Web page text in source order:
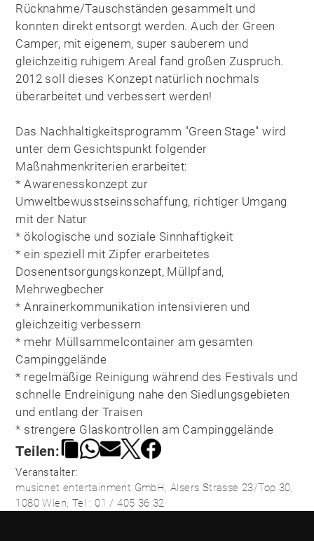
Rücknahme/Tauschständen gesammelt und
konnten direkt entsorgt werden. Auch der Green
Camper, mit eigenem, super sauberem und
gleichzeitig ruhigem Areal fand großen Zuspruch.
2012 soll dieses Konzept natürlich nochmals
überarbeitet und verbessert werden!
Das Nachhaltigkeitsprogramm "Green Stage" wird
unter dem Gesichtspunkt folgender
Maßnahmenkriterien erarbeitet:
* Awarenesskonzept zur
Umweltbewusstseinsschaffung, richtiger Umgang
mit der Natur
* ökologische und soziale Sinnhaftigkeit
* ein speziell mit Zipfer erarbeitetes
Dosenentsorgungskonzept, Müllpfand,
Mehrwegbecher
* Anrainerkommunikation intensivieren und
gleichzeitig verbessern
* mehr Müllsammelcontainer am gesamten
Campinggelände
* regelmäßige Reinigung während des Festivals und
schnelle Endreinigung nahe den Siedlungsgebieten
und entlang der Traisen
* strengere Glaskontrollen am Campinggelände
Teilen:
Veranstalter:
musicnet entertainment GmbH, Alsers Strasse 23/Top 30,
1080 Wien, Tel : 01 / 405 36 32